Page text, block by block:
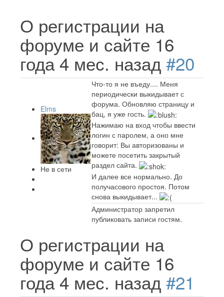
О регистрации на
форуме и сайте 16
года 4 мес. назад #20
Elms
Не в сети
Что-то я не въеду.... Меня
периодически выкидывает с
форума. Обновляю страницу и
бац, я уже гость.
Нажимаю на вход чтобы ввести
логин с паролем, а оно мне
говорит: Вы авторизованы и
можете посетить закрытый
раздел сайта.
И далее все нормально. До
получасового простоя. Потом
снова выкидывает...
Администратор запретил
публиковать записи гостям.
О регистрации на
форуме и сайте 16
года 4 мес. назад #21